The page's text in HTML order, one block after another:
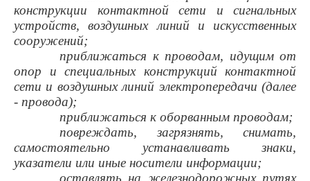
конструкции контактной сети и сигнальных
устройств, воздушных линий и искусственных
сооружений;
приближаться к проводам, идущим от
опор и специальных конструкций контактной
сети и воздушных линий электропередачи (далее
- провода);
приближаться к оборванным проводам;
повреждать, загрязнять, снимать,
самостоятельно устанавливать знаки,
указатели или иные носители информации;
оставлять на железнодорожных путях